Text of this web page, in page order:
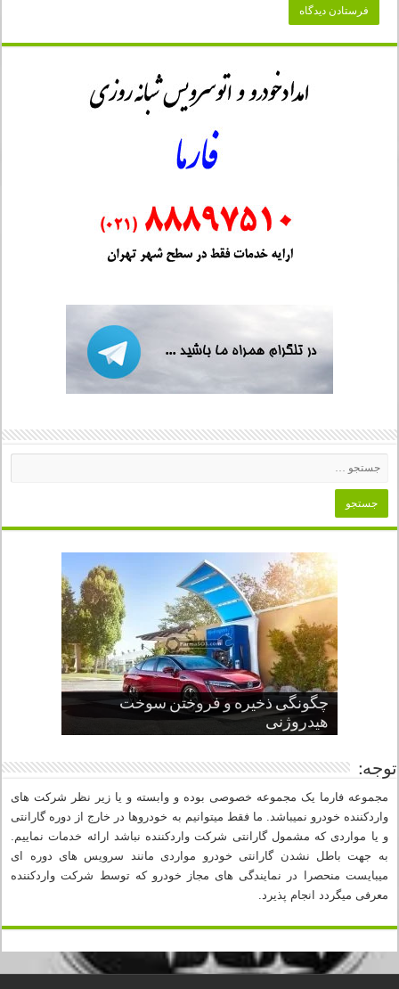
چگونگی ذخیره و فروختن سوخت
هیدروژنی
قدرتمندترین ماسل کارها یا خودروهای
عضلانی امریکایی
چرا نمک باعث خوردگی خودرو می شود؟
پنج کابین جذاب سال های اخیر صنعت
خودروسازی
از صفر تا صد طراحی خودرو قسمت
سوم
توجه:
مجموعه فارما یک مجموعه خصوصی بوده و وابسته و یا زیر نظر شرکت های
واردکننده خودرو نمیباشد. ما فقط میتوانیم به خودروها در خارج از دوره گارانتی
و یا مواردی که مشمول گارانتی شرکت واردکننده نباشد ارائه خدمات نماییم.
به جهت باطل نشدن گارانتی خودرو مواردی مانند سرویس های دوره ای
میبایست منحصرا در نمایندگی های مجاز خودرو که توسط شرکت واردکننده
معرفی میگردد انجام پذیرد.